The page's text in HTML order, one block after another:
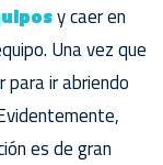
y caer en
Una vez que
ir abriendo
es de gran